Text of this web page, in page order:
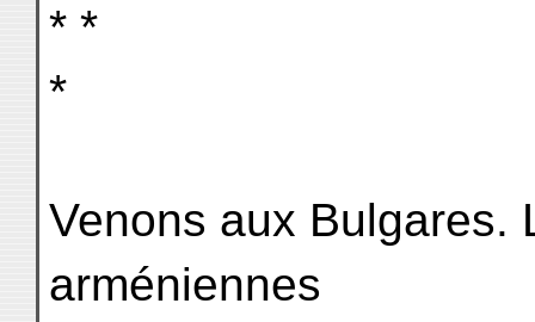
* *
*
Venons aux Bulgares.
arméniennes